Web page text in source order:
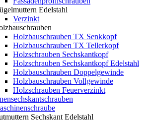
Edelstahl
Verzinkt
Holzbauschrauben TX Senkkopf
Holzbauschrauben TX Tellerkopf
Holzschrauben Sechskantkopf
Holzschrauben Sechskantkopf Edelstahl
Holzbauschrauben Doppelgewinde
Holzbauschrauben Vollgewinde
Holzschrauben Feuerverzinkt
Sechskant Edelstahl